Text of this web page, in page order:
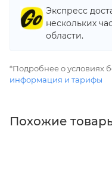
Экспресс
нескольких
области.
*Подробнее о условиях
информация и тарифы
Похожие